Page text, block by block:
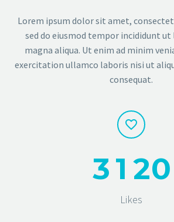
Lorem ipsum dolor sit amet,
sed do eiusmod tempor incididunt
magna aliqua. Ut enim ad minim
exercitation ullamco laboris nisi ut
consequat.
31 20
Likes